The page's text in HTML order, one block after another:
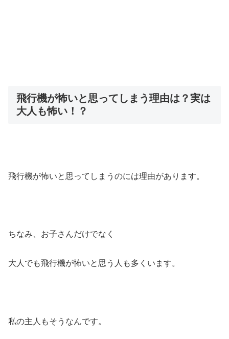
飛行機が怖いと思ってしまう理由は？実は
大人も怖い！？
飛行機が怖いと思ってしまうのには理由があります。
ちなみ、お子さんだけでなく
大人でも飛行機が怖いと思う人も多くいます。
私の主人もそうなんです。